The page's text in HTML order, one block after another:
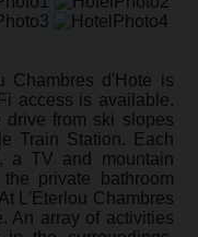
Chambres d'Hote is
access is available.
from ski slopes
Train Station. Each
a TV and mountain
private bathroom
L'Eterlou Chambres
An array of activities